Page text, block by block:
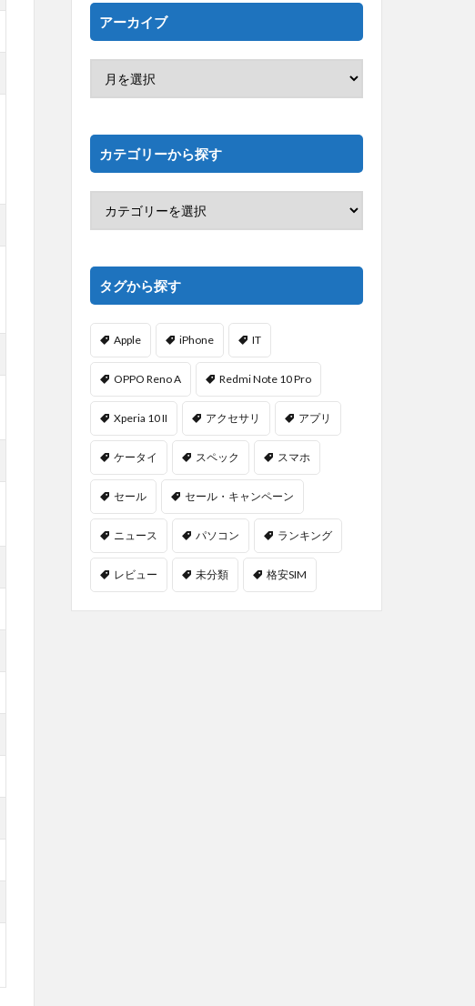
アーカイブ
カテゴリーから探す
タグから探す
Apple iPhone IT
OPPO Reno A Redmi Note 10 Pro
Xperia 10 II アクセサリ アプリ
ケータイ スペック スマホ
セール セール・キャンペーン
ニュース パソコン ランキング
レビュー 未分類 格安SIM